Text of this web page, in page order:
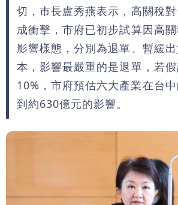
切，市長盧秀燕表示，高關稅
成衝擊，市府已初步試算因高
影響樣態，分別為退單、暫緩
本，影響最嚴重的是退單，若
10%，市府預估六大產業在台
到約630億元的影響。